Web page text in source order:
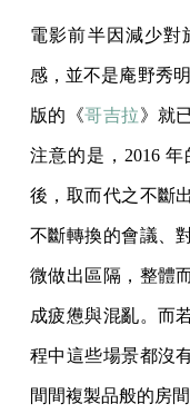
電影前半因減少對
感，並不是庵野秀
版的《哥吉拉》就
注意的是，2016
後，取而代之不斷
不斷轉換的會議、
微做出區隔，整體
成疲憊與混亂。而
程中這些場景都沒
間間複製品般的房